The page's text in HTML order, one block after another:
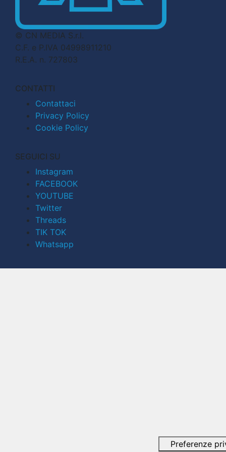
© CN MEDIA S.r.l.
C.F. e P.IVA 04998911210
R.E.A. n. 727803
CONTATTI
Contattaci
Privacy Policy
Cookie Policy
SEGUICI SU
Instagram
FACEBOOK
YOUTUBE
Twitter
Threads
TIK TOK
Whatsapp